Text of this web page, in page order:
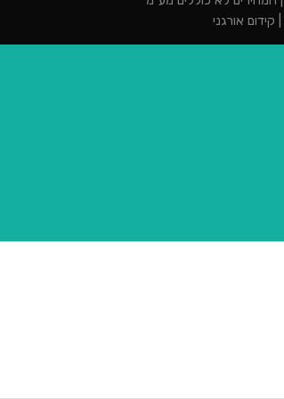
קידום אורגני